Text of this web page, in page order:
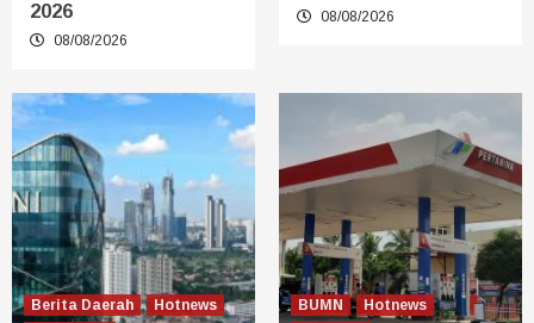
2026
08/08/2026
08/08/2026
Berita Daerah
Hotnews
BUMN
Hotnews